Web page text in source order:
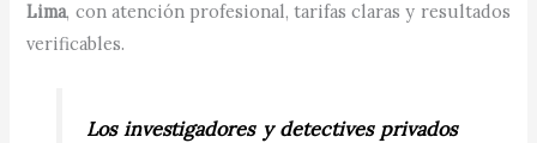
Lima, con atención profesional, tarifas claras y resultados
verificables.
Los investigadores y detectives privados